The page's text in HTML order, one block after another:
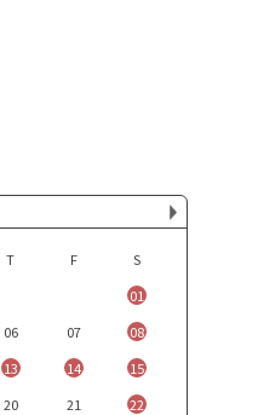
T F
S
01
06 07
08
13 14
15
20 21
22